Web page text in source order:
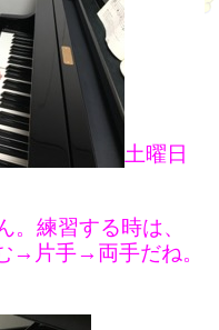
土曜日
。練習する時は、
→片手→両手だね。